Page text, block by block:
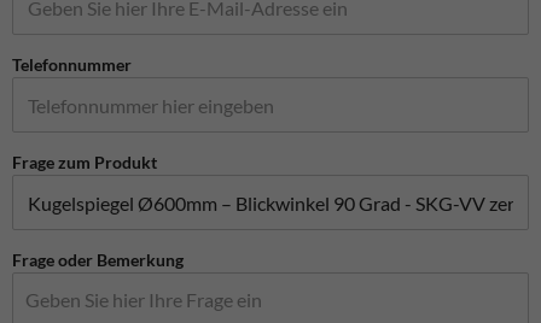
Telefonnummer
Frage zum Produkt
Frage oder Bemerkung